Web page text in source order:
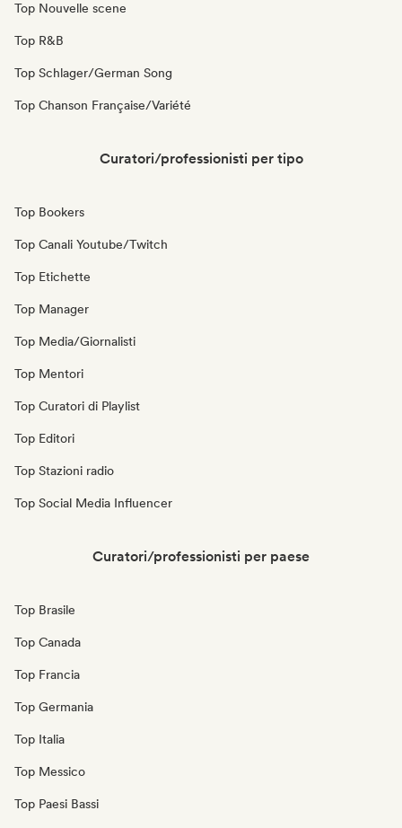
Top Nouvelle scene
Top R&B
Top Schlager/German Song
Top Chanson Française/Variété
Curatori/professionisti per tipo
Top Bookers
Top Canali Youtube/Twitch
Top Etichette
Top Manager
Top Media/Giornalisti
Top Mentori
Top Curatori di Playlist
Top Editori
Top Stazioni radio
Top Social Media Influencer
Curatori/professionisti per paese
Top Brasile
Top Canada
Top Francia
Top Germania
Top Italia
Top Messico
Top Paesi Bassi